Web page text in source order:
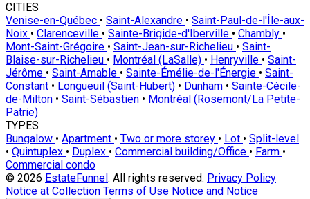
CITIES
Venise-en-Québec • Saint-Alexandre • Saint-Paul-de-l'Île-aux-
Noix • Clarenceville • Sainte-Brigide-d'Iberville • Chambly •
Mont-Saint-Grégoire • Saint-Jean-sur-Richelieu • Saint-
Blaise-sur-Richelieu • Montréal (LaSalle) • Henryville • Saint-
Jérôme • Saint-Amable • Sainte-Émélie-de-l'Énergie • Saint-
Constant • Longueuil (Saint-Hubert) • Dunham • Sainte-Cécile-
de-Milton • Saint-Sébastien • Montréal (Rosemont/La Petite-
Patrie)
TYPES
Bungalow • Apartment • Two or more storey • Lot • Split-level
• Quintuplex • Duplex • Commercial building/Office • Farm •
Commercial condo
© 2026 EstateFunnel . All rights reserved. Privacy Policy
Notice at Collection Terms of Use Notice and Notice